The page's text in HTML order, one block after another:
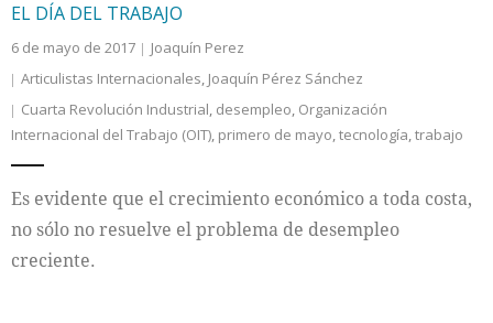
EL DÍA DEL TRABAJO
6 de mayo de 2017
Joaquín Perez
Articulistas Internacionales, Joaquín Pérez Sánchez
Cuarta Revolución Industrial, desempleo, Organización
Internacional del Trabajo (OIT), primero de mayo,tecnología,trabajo
Es evidente que el crecimiento económico a toda costa,
no sólo no resuelve el problema de desempleo
creciente.